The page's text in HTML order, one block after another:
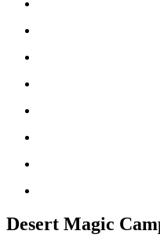
Desert Magic